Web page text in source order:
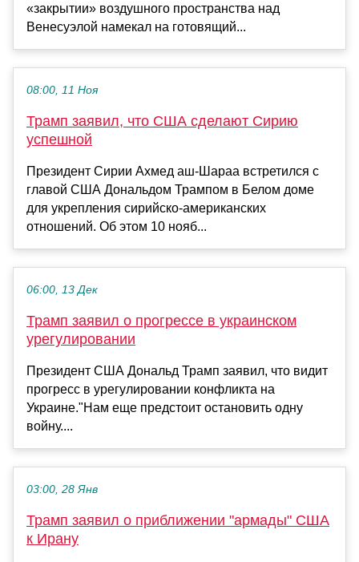
«закрытии» воздушного пространства над
Венесуэлой намекал на готовящий...
08:00, 11 Ноя
Трамп заявил, что США сделают Сирию
успешной
Президент Сирии Ахмед аш-Шараа встретился с
главой США Дональдом Трампом в Белом доме
для укрепления сирийско-американских
отношений. Об этом 10 нояб...
06:00, 13 Дек
Трамп заявил о прогрессе в украинском
урегулировании
Президент США Дональд Трамп заявил, что видит
прогресс в урегулировании конфликта на
Украине."Нам еще предстоит остановить одну
войну....
03:00, 28 Янв
Трамп заявил о приближении "армады" США
к Ирану